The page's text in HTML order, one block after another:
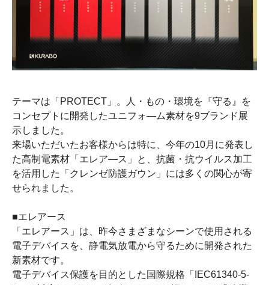
テーマは「 PROTECT 」。人・もの・環境を『守る』を
コンセプトに開発したユニフォ―ム素材を9ブランド展
示しました。
来場いただいたお客様からは特に、今年の10月に発表し
た高制電素材「エレア―ス」と、抗菌・抗ウイルス加工
を活用した「クレンゼ防護ガウン」には多くの関心が寄
せられました。
■エレアース
「エレアース」は、昨今さまざまなシーンで使用される
電子デバイスを、静電気放電から守るために開発された
新素材です。
電子デバイス保護を目的とした国際規格「
IEC61340-5-